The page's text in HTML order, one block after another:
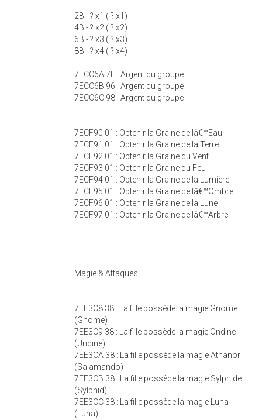
2B - ? x1 ( ? x1)
4B - ? x2 ( ? x2)
6B - ? x3 ( ? x3)
8B - ? x4 ( ? x4)
7ECC6A 7F : Argent du groupe
7ECC6B 96 : Argent du groupe
7ECC6C 98 : Argent du groupe
7ECF90 01 : Obtenir la Graine de lâ€™Eau
7ECF91 01 : Obtenir la Graine de la Terre
7ECF92 01 : Obtenir la Graine du Vent
7ECF93 01 : Obtenir la Graine du Feu
7ECF94 01 : Obtenir la Graine de la Lumière
7ECF95 01 : Obtenir la Graine de lâ€™Ombre
7ECF96 01 : Obtenir la Graine de la Lune
7ECF97 01 : Obtenir la Graine de lâ€™Arbre
Magie & Attaques
7EE3C8 38 : La fille possède la magie Gnome
(Gnome)
7EE3C9 38 : La fille possède la magie Ondine
(Undine)
7EE3CA 38 : La fille possède la magie Athanor
(Salamando)
7EE3CB 38 : La fille possède la magie Sylphide
(Sylphid)
7EE3CC 38 : La fille possède la magie Luna
(Luna)